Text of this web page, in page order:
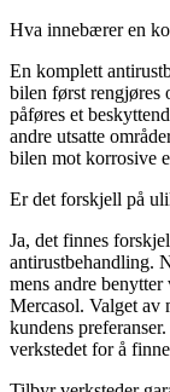
Hva innebærer en
En komplett
bilen først rengjøres
påføres et
andre utsatte
bilen mot korrosive
Er det forskjell på
Ja, det finnes
antirustbehandling.
mens andre
Mercasol. Valget av
kundens
verkstedet for å